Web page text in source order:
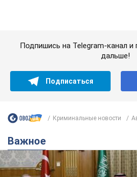
Важное
Саудовская Аравия, Турция